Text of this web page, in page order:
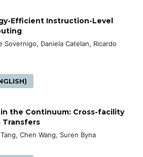
Efficient Instruction-Level
Sovernigo, Daniela Catelan, Ricardo
the Continuum: Cross-facility
Transfers
Chen Wang, Suren Byna